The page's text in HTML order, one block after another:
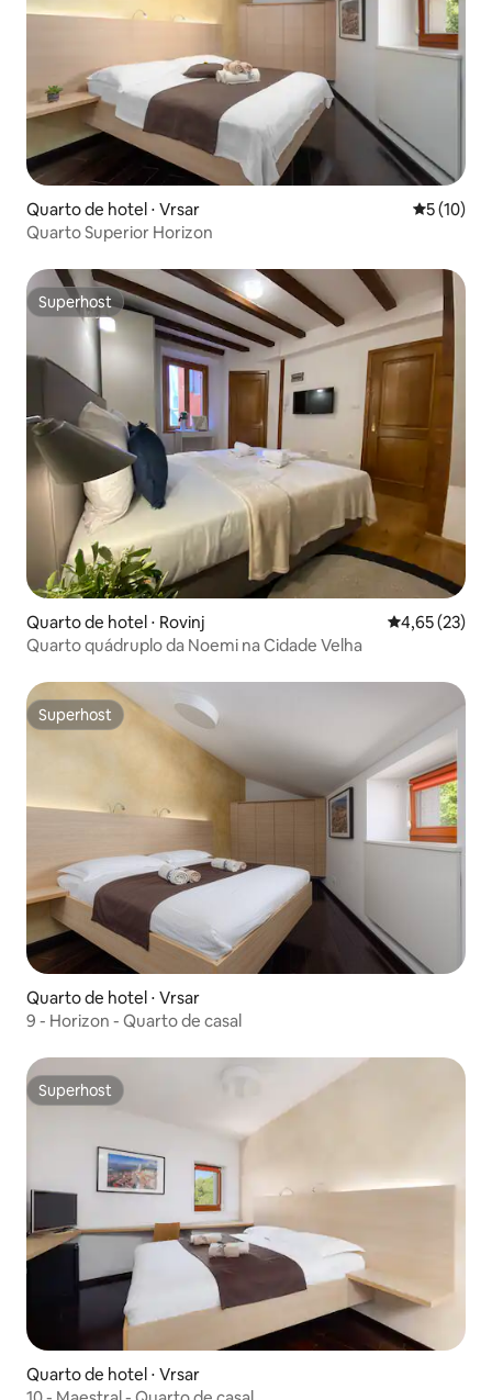
Quarto de hotel ⋅ Vrsar 5 de uma
5 (10)
Quarto Superior Horizon
Superhost
Superhost
Quarto de hotel ⋅ Rovinj 4,65 de uma
4,65 (23)
Quarto quádruplo da Noemi na Cidade Velha
Superhost
Superhost
Quarto de hotel ⋅ Vrsar
9 - Horizon - Quarto de casal
Superhost
Superhost
Quarto de hotel ⋅ Vrsar